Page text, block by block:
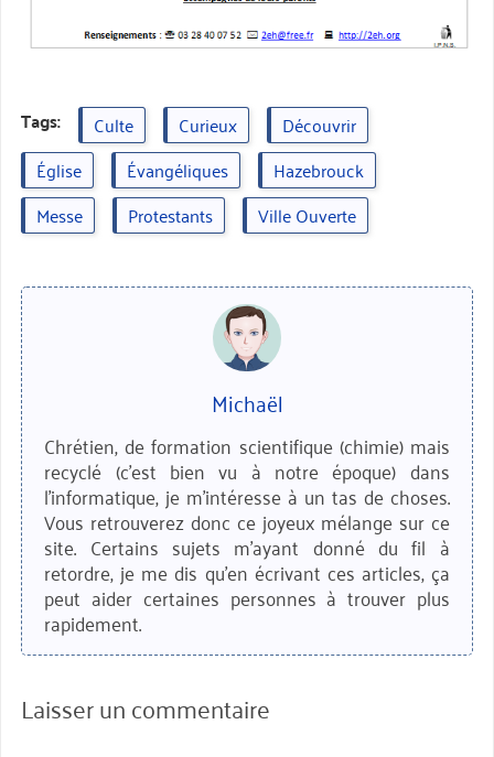
Tags: Culte Curieux
Découvrir
Église
Évangéliques
Hazebrouck
Messe
Protestants Ville Ouverte
Michaël
Chrétien, de formation scientifique (chimie) mais
recyclé (c'est bien vu à notre époque) dans
l'informatique, je m'intéresse à un tas de choses.
Vous retrouverez donc ce joyeux mélange sur ce
site. Certains sujets m'ayant donné du fil à
retordre, je me dis qu'en écrivant ces articles, ça
peut aider certaines personnes à trouver plus
rapidement.
Laisser un commentaire